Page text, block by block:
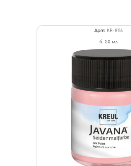
Арт: KR-8116
б. 50 мл